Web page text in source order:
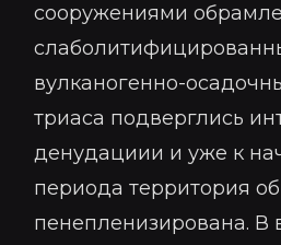
сооружениями
вулканогенно-
триаса подверглись
денудациии и уже к
периода территория
пенепленизирована. В